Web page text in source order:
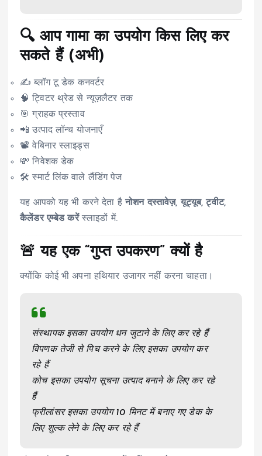
🔍 आप गामा का उपयोग किस लिए कर
सकते हैं (अभी)
✍️ ब्लॉग टू डेक कनवर्टर
🧠 ट्विटर थ्रेड से न्यूज़लैटर तक
🎯 ग्राहक प्रस्ताव
📲 उत्पाद लॉन्च योजनाएँ
📽️ वेबिनार स्लाइड्स
💸 निवेशक डेक
🛠️ स्मार्ट लिंक वाले लैंडिंग पेज
यह आपको यह भी करने देता हैनोशन दस्तावेज़, यूट्यूब, ट्वीट,
कैलेंडर एम्बेड करेंस्लाइडों में.
🚨 यह एक “गुप्त उपकरण” क्यों है
क्योंकि कोई भी अपना हथियार उजागर नहीं करना चाहता।
संस्थापक इसका उपयोग धन जुटाने के लिए कर रहे हैं
विपणक तेजी से पिच करने के लिए इसका उपयोग कर
रहे हैं
कोच इसका उपयोग सूचना उत्पाद बनाने के लिए कर रहे
हैं
फ्रीलांसर इसका उपयोग 10 मिनट में बनाए गए डेक के
लिए शुल्क लेने के लिए कर रहे हैं